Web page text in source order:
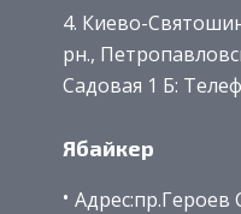
Киево-
рн.,
Садовая 1 Б:
Ябайкер
Адрес:пр.Героев